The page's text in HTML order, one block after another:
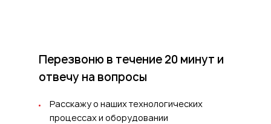
Перезвоню в течение 20 минут и
отвечу на вопросы
Расскажу о наших технологических
процессах и оборудовании